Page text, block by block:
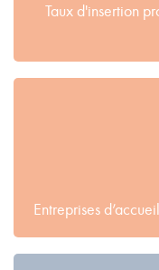
Taux d'insertion
Entreprises